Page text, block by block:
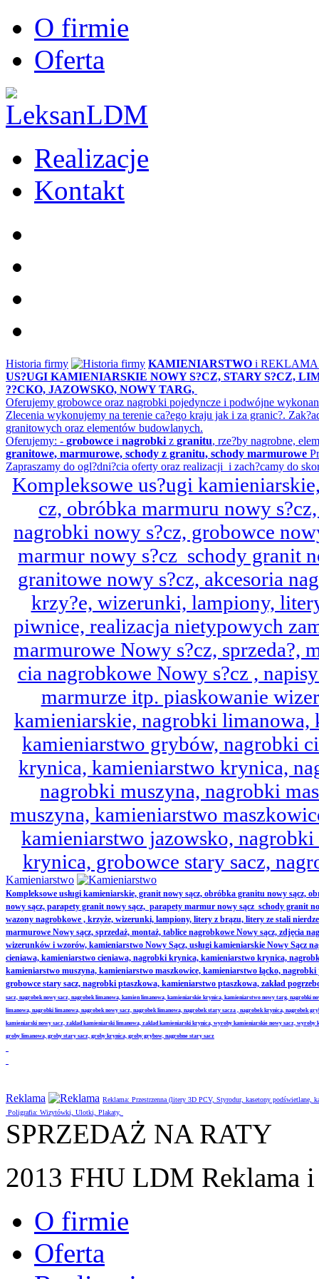
O firmie
Oferta
Realizacje
Kontakt
Historia firmy KAMIENIARSTWO i
US?UGI KAMIENIARSKIE NOWY S?CZ, STARY S?CZ,
??CKO, JAZOWSKO, NOWY TARG,
Oferujemy grobowce oraz nagrobki pojedyncze i podwójne
Zlecenia wykonujemy na terenie ca?ego kraju jak i za granic?.
granitowych oraz elementów budowlanych.
Oferujemy: - grobowce i nagrobki z granitu, rze?by nagrobne,
granitowe, marmurowe, schody z granitu, schody marmurowe
Zapraszamy do ogl?dni?cia oferty oraz realizacji i zach?camy do
Kompleksowe us?ugi
cz, obróbka marmuru nowy
nagrobki nowy s?cz, grobowce
marmur nowy s?cz schody granit
granitowe nowy s?cz, akcesoria
krzy?e, wizerunki, lampiony,
piwnice, realizacja nietypowych
marmurowe Nowy s?cz, sprzeda?,
cia nagrobkowe Nowy s?cz ,
marmurze itp. piaskowanie
kamieniarskie, nagrobki
kamieniarstwo grybów, nagrobki
krynica, kamieniarstwo krynica,
nagrobki muszyna, nagrobki
muszyna, kamieniarstwo
kamieniarstwo jazowsko,
krynica, grobowce stary sacz,
Kamieniarstwo
Kompleksowe usługi kamieniarskie, granit nowy sącz, obróbka granitu nowy sącz,
nowy sącz, parapety granit nowy sącz, parapety marmur nowy sącz schody granit
wazony nagrobkowe , krzyże, wizerunki, lampiony, litery z brązu, litery ze stali
marmurowe Nowy sącz, sprzedaż, montaż, tablice nagrobkowe Nowy sącz, zdjęcia
wizerunków i wzorów, kamieniarstwo Nowy Sącz, usługi kamieniarskie Nowy
cieniawa, kamieniarstwo cieniawa, nagrobki krynica, kamieniarstwo krynica,
kamieniarstwo muszyna, kamieniarstwo maszkowice, kamieniarstwo łącko,
grobowce stary sacz, nagrobki ptaszkowa, kamieniarstwo ptaszkowa, zakład
sacz, nagrobek nowy sacz, nagrobek limanowa, kamien limanowa, kamieniarskie krynica, kamieniarstwo nowy targ,
limanowa, nagrobki limanowa, nagrobek nowy sacz, nagrobek limanowa, nagrobek stary sacza , nagrobek krynica, nagrobek
kamieniarski nowy sacz, zaklad kamieniarski limanowa, zaklad kamieniarski krynica, wyroby kamieniarskie nowy sacz,
groby limanowa, groby stary sacz, groby krynica, groby grybow, nagrobne stary sacz
Reklama
Reklama: Przestrzenna (litery 3D PCV, Styrodur, kasetony
Poligrafia: Wizytówki, Ulotki, Plakaty,
SPRZEDAŻ NA RATY
2013 FHU LDM Reklama
O firmie
Oferta